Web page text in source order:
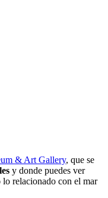
& Art Gallery, que se
y donde puedes ver
lo relacionado con el mar